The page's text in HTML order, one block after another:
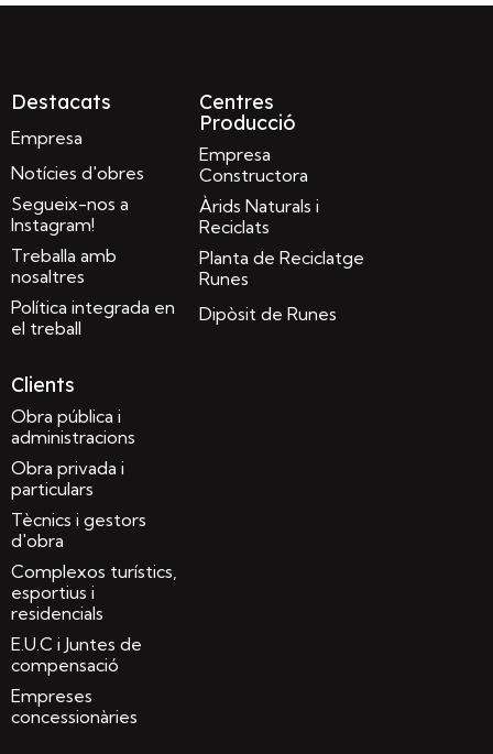
Destacats
Empresa
Notícies d'obres
Segueix-nos a
Instagram!
Treballa amb
nosaltres
Política integrada en
el treball
Centres
Producció
Empresa
Constructora
Àrids Naturals i
Reciclats
Planta de Reciclatge
Runes
Dipòsit de Runes
Clients
Obra pública i
administracions
Obra privada i
particulars
Tècnics i gestors
d'obra
Complexos turístics,
esportius i
residencials
E.U.C i Juntes de
compensació
Empreses
concessionàries